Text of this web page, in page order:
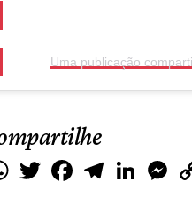
Uma publicação
WhatsApp
Twitter FacebookTelegramLinkedIn